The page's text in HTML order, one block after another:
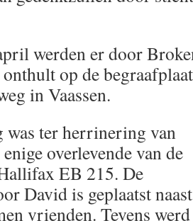
werden er door
op de
in Vaassen.
ter herrinering van
overlevende van de
EB 215. De
David is geplaatst naast
vrienden. Tevens werd